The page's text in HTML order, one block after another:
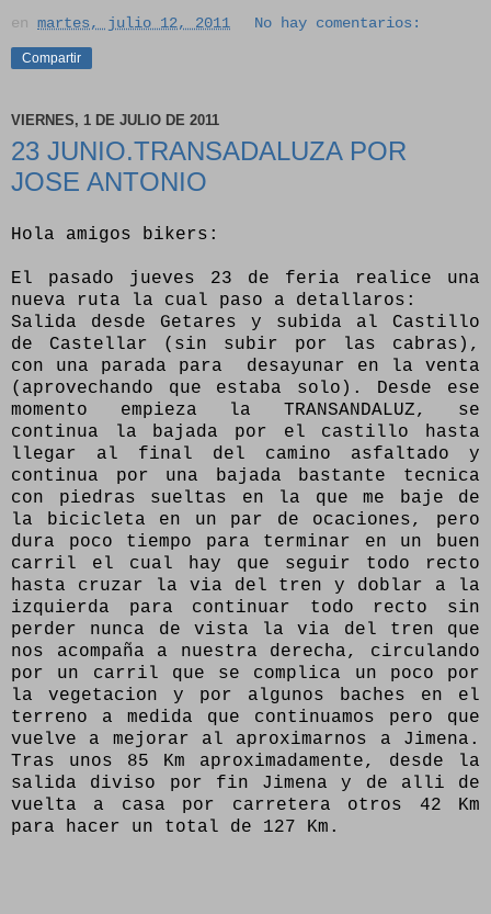
en martes, julio 12, 2011 No hay comentarios:
Compartir
VIERNES, 1 DE JULIO DE 2011
23 JUNIO.TRANSADALUZA POR
JOSE ANTONIO
Hola amigos bikers:
El pasado jueves 23 de feria realice una
nueva ruta la cual paso a detallaros:
Salida desde Getares y subida al Castillo
de Castellar (sin subir por las cabras),
con una parada para desayunar en la venta
(aprovechando que estaba solo). Desde ese
momento empieza la TRANSANDALUZ, se
continua la bajada por el castillo hasta
llegar al final del camino asfaltado y
continua por una bajada bastante tecnica
con piedras sueltas en la que me baje de
la bicicleta en un par de ocaciones, pero
dura poco tiempo para terminar en un buen
carril el cual hay que seguir todo recto
hasta cruzar la via del tren y doblar a la
izquierda para continuar todo recto sin
perder nunca de vista la via del tren que
nos acompaña a nuestra derecha, circulando
por un carril que se complica un poco por
la vegetacion y por algunos baches en el
terreno a medida que continuamos pero que
vuelve a mejorar al aproximarnos a Jimena.
Tras unos 85 Km aproximadamente, desde la
salida diviso por fin Jimena y de alli de
vuelta a casa por carretera otros 42 Km
para hacer un total de 127 Km.